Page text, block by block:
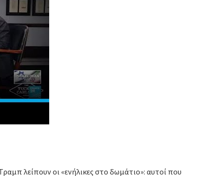
λείπουν οι «ενήλικες στο δωμάτιο»: αυτοί που